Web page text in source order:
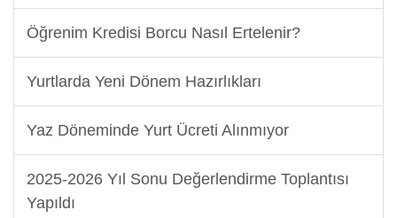
Öğrenim Kredisi Borcu Nasıl Ertelenir?
Yurtlarda Yeni Dönem Hazırlıkları
Yaz Döneminde Yurt Ücreti Alınmıyor
2025-2026 Yıl Sonu Değerlendirme Toplantısı
Yapıldı